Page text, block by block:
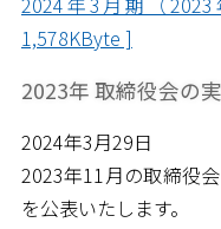
1,578KByte ]
2023年 取締役会の
2024年3月29日
2023年11月の取締役
を公表いたします。